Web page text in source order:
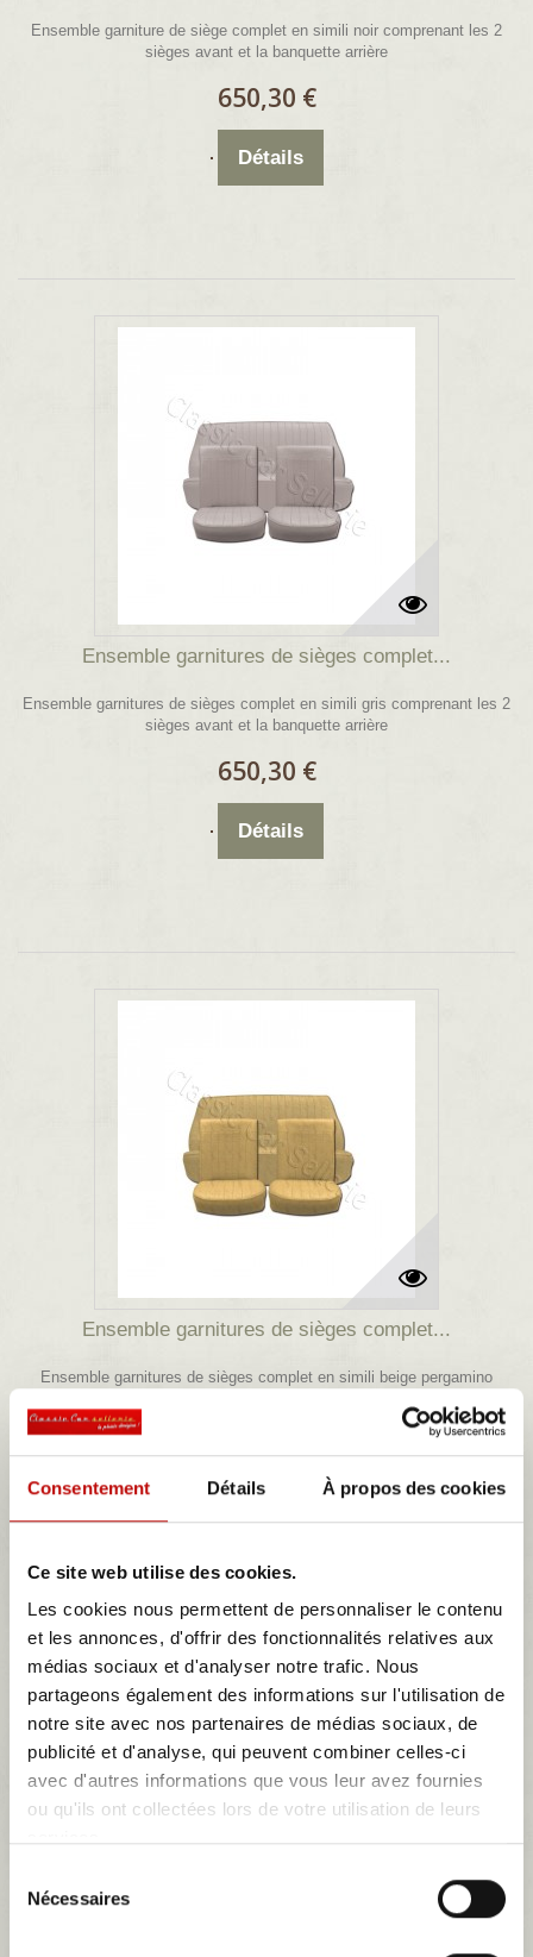
Consentement Détails À propos des cookies
Ce site web utilise des cookies.
Les cookies nous permettent de personnaliser le contenu
et les annonces, d'offrir des fonctionnalités relatives aux
médias sociaux et d'analyser notre trafic. Nous
partageons également des informations sur l'utilisation de
notre site avec nos partenaires de médias sociaux, de
publicité et d'analyse, qui peuvent combiner celles-ci
avec d'autres informations que vous leur avez fournies
ou qu'ils ont collectées lors de votre utilisation de leurs
Nécessaires
Ensemble garniture de siège complet en simili noir comprenant les 2
sièges avant et la banquette arrière
650,30 €
Détails
Ensemble garnitures de sièges complet...
Ensemble garnitures de sièges complet en simili gris comprenant les 2
sièges avant et la banquette arrière
650,30 €
Détails
Ensemble garnitures de sièges complet...
Ensemble garnitures de sièges complet en simili beige pergamino